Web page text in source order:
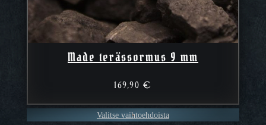
Made terässormus 9 mm
169,90 €
Valitse vaihtoehdoista